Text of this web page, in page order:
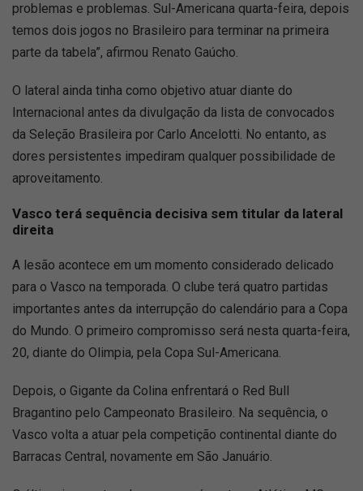
problemas e problemas. Sul-Americana quarta-feira, depois
temos dois jogos no Brasileiro para terminar na primeira
parte da tabela”, afirmou Renato Gaúcho.
O lateral ainda tinha como objetivo atuar diante do
Internacional antes da divulgação da lista de convocados
da Seleção Brasileira por Carlo Ancelotti. No entanto, as
dores persistentes impediram qualquer possibilidade de
aproveitamento.
Vasco terá sequência decisiva sem titular da lateral
direita
A lesão acontece em um momento considerado delicado
para o Vasco na temporada. O clube terá quatro partidas
importantes antes da interrupção do calendário para a Copa
do Mundo. O primeiro compromisso será nesta quarta-feira,
20, diante do Olimpia, pela Copa Sul-Americana.
Depois, o Gigante da Colina enfrentará o Red Bull
Bragantino pelo Campeonato Brasileiro. Na sequência, o
Vasco volta a atuar pela competição continental diante do
Barracas Central, novamente em São Januário.